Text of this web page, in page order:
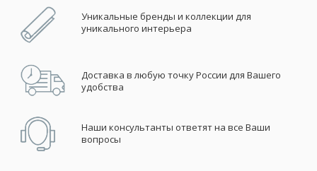
Уникальные бренды и коллекции для
уникального интерьера
Доставка в любую точку России для Вашего
удобства
Наши консультанты ответят на все Ваши
вопросы